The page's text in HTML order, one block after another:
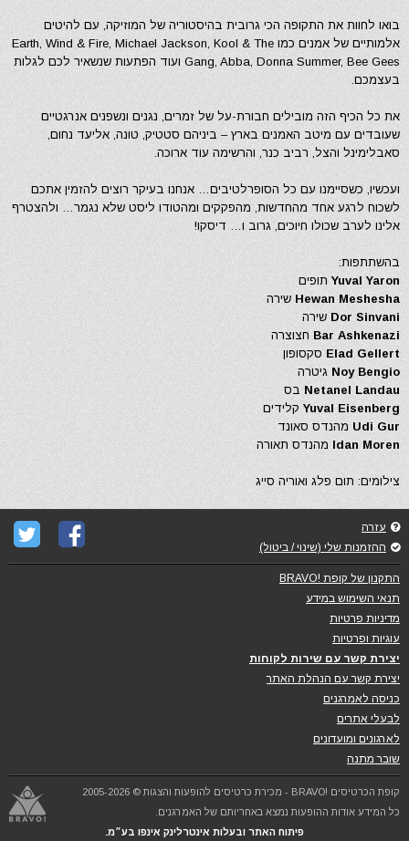
בואו לחוות את התקופה הכי גרובית בהיסטוריה של המוזיקה, עם להיטים
אלמותיים של אמנים כמו Earth, Wind & Fire, Michael Jackson, Kool & The
Gang, Abba, Donna Summer, Bee Gees ועוד הפתעות שנשאיר לכם לגלות
בעצמכם.
את כל הכיף הזה מובילים חבורת-על של זמרים, נגנים ונשפנים אנרגטיים
שעובדים עם מיטב האמנים בארץ – ביניהם סטטיק, טונה, אליעד נחום,
סאבלימינל והצל, רביב כנר, והרשימה עוד ארוכה.
ועכשיו, כשסיימנו עם כל הסופרלטיבים… אנחנו בעיקר רוצים להזמין אתכם
לשכוח לרגע אחד מהחדשות, מהפקקים ומהטודו ליסט שלא נגמר… ולהצטרף
אלינו לערב שכולו חיוכים, גרוב ו… דיסקו!
בהשתתפות:
Yuval Yaron תופים
Hewan Meshesha שירה
Dor Sinvani שירה
Bar Ashkenazi חצוצרה
Elad Gellert סקסופון
Noy Bengio גיטרה
Netanel Landau בס
Yuval Eisenberg קלידים
Udi Gur מהנדס סאונד
Idan Moren מהנדס תאורה
צילומים: תום פלג ואוריה סייג
עזרה
ההזמנות שלי (שינוי / ביטול)
התקנון של קופת !BRAVO
תנאי השימוש במידע
מדיניות פרטיות
עוגיות ופרטיות
יצירת קשר עם שירות לקוחות
יצירת קשר עם הנהלת האתר
כניסה לאמרגנים
לבעלי אתרים
לארגונים ומועדונים
שובר מתנה
קופת הכרטיסים !BRAVO - מכירת כרטיסים להופעות והצגות © 2005-2026
כל המידע אודות ההופעות נמצא באחריותם של האמרגנים.
פיתוח האתר ובעלות אינטרלינק אינפו בע״מ.